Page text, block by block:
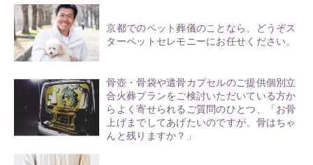
京都でのペット葬儀のことなら、どうぞス
ターペットセレモニーにお任せください。
骨壺・骨袋や遺骨カプセルのご提供個別立
合火葬プランをご検討いただいている方か
らよく寄せられるご質問のひとつ、「お骨
上げまでしてあげたいのですが、骨はちゃ
んと残りますか？」